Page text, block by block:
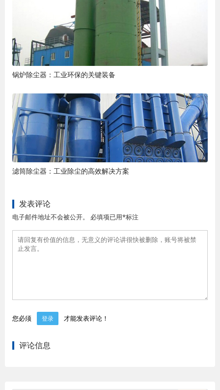
锅炉除尘器：工业环保的关键装备
滤筒除尘器：工业除尘的高效解决方案
发表评论
电子邮件地址不会被公开。 必填项已用*标注
您必须 登录 才能发表评论！
评论信息